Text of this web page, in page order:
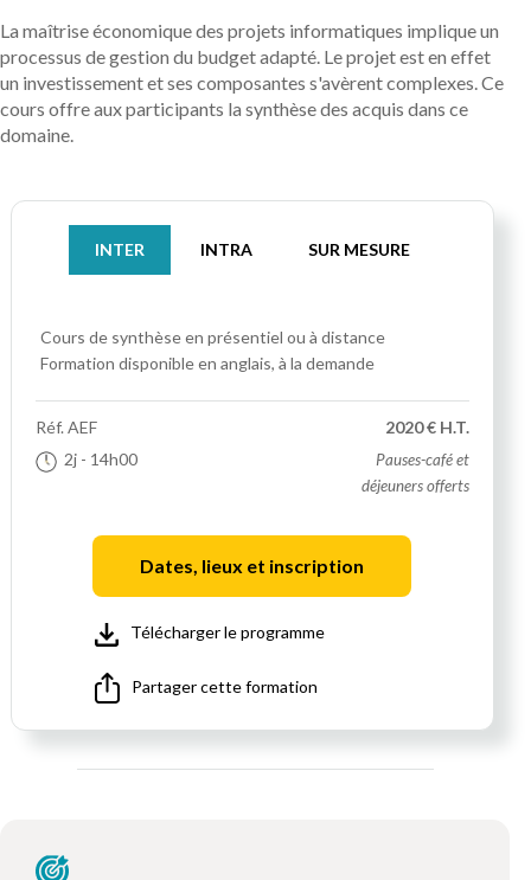
La maîtrise économique des projets informatiques implique un
processus de gestion du budget adapté. Le projet est en effet
un investissement et ses composantes s'avèrent complexes. Ce
cours offre aux participants la synthèse des acquis dans ce
domaine.
INTER INTRA SUR MESURE
Cours de synthèse en présentiel ou à distance
Formation disponible en anglais, à la demande
Réf.AEF
2j - 14h00
2020 € H.T.
Pauses-café et
déjeuners offerts
Dates, lieux et inscription
Télécharger le programme
Partager cette formation